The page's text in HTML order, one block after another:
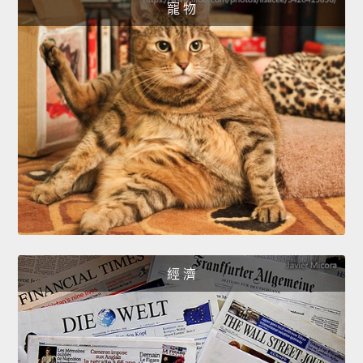
寵 物
經 濟